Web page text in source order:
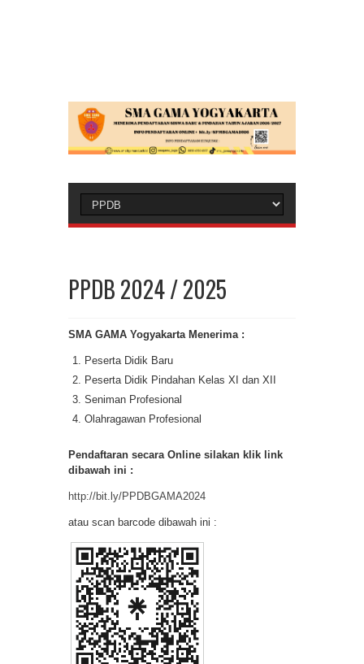
PPDB 2024 / 2025
SMA GAMA Yogyakarta Menerima :
Peserta Didik Baru
Peserta Didik Pindahan Kelas XI dan XII
Seniman Profesional
Olahragawan Profesional
Pendaftaran secara Online silakan klik link
dibawah ini :
http://bit.ly/PPDBGAMA2024
atau scan barcode dibawah ini :